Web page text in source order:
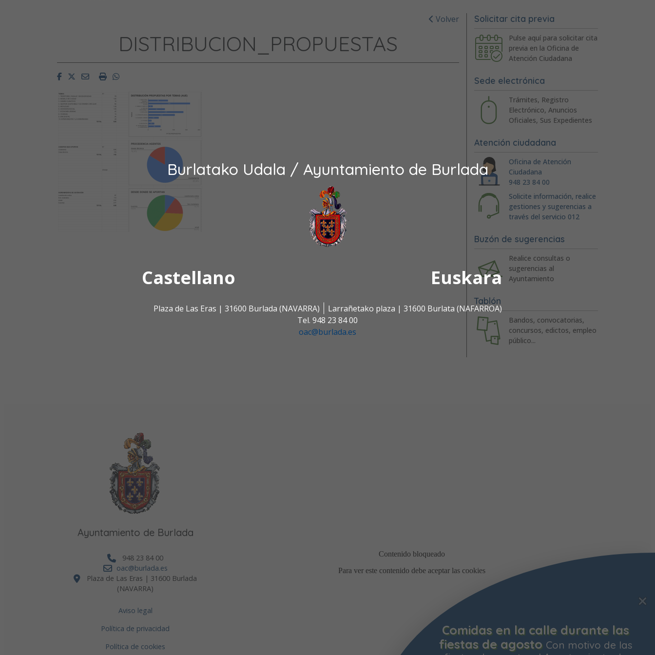
Burlatako Udala / Ayuntamiento de Burlada
Castellano Euskara
Plaza de Las Eras | 31600 Burlada (NAVARRA)
Larrañetako plaza | 31600 Burlata (NAFARROA)
Tel. 948 23 84 00
oac@burlada.es
Comidas en la calle durante las
fiestas de agosto Con motivo de las
Volver
DISTRIBUCION_PROPUESTAS
FacebookTwitterEmailImprimirWhatsapp
Solicitar cita previa
Pulse aquí para solicitar cita
previa en la Oficina de
Atención Ciudadana
Sede electrónica
Trámites, Registro
Electrónico, Anuncios
Oficiales, Sus Expedientes
Atención ciudadana
Oficina de Atención
Ciudadana
948 23 84 00
Solicite información, realice
gestiones y sugerencias a
través del servicio 012
Buzón de sugerencias
Realice consultas o
sugerencias al
Ayuntamiento
Tablón
Bandos, convocatorias,
concursos, edictos, empleo
público...
Ayuntamiento de Burlada
948 23 84 00
oac@burlada.es
Plaza de Las Eras | 31600 Burlada
(NAVARRA)
Aviso legal
Política de privacidad
Política de cookies